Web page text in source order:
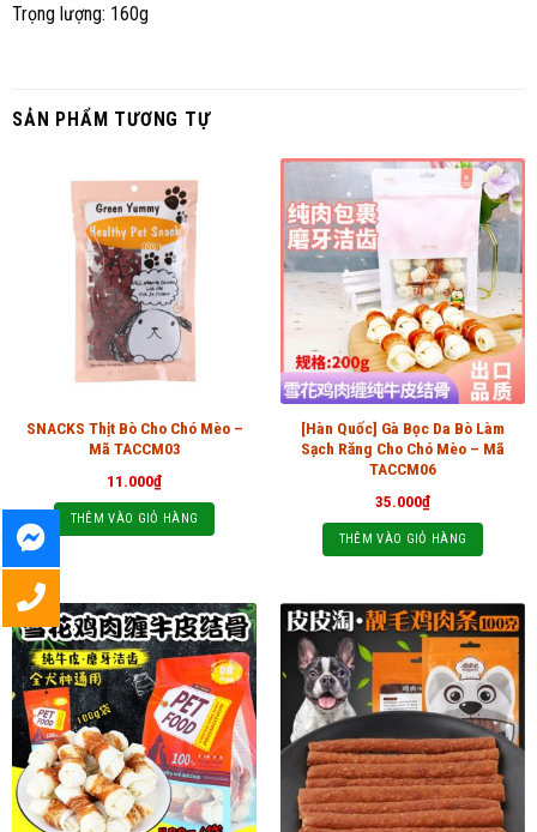
Trọng lượng: 160g
SẢN PHẨM TƯƠNG TỰ
SNACKS Thịt Bò Cho Chó Mèo –
Mã TACCM03
11.000₫
THÊM VÀO GIỎ HÀNG
[Hàn Quốc] Gà Bọc Da Bò Làm
Sạch Răng Cho Chó Mèo – Mã
TACCM06
35.000₫
THÊM VÀO GIỎ HÀNG